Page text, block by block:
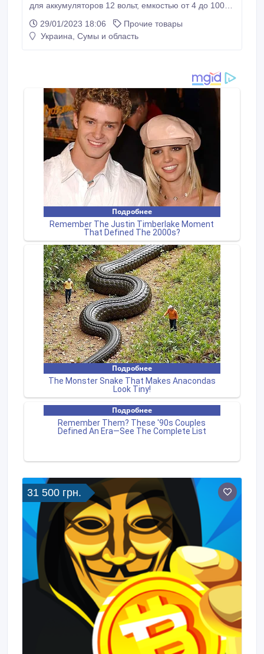
для аккумуляторов 12 вольт, емкостью от 4 до 100
несколько режимов: 1 - десульфатация - частное
восстановление аккумуляторной батареи, к тому же
29/01/2023 18:06
Прочие товары
Украина, Сумы и область
31 500 грн.